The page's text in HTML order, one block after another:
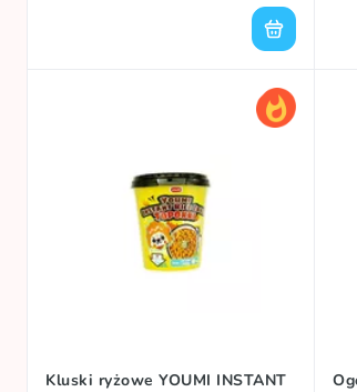
Kluski ryżowe YOUMI INSTANT